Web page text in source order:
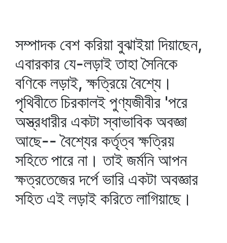
সম্পাদক বেশ করিয়া বুঝাইয়া দিয়াছেন,
এবারকার যে-লড়াই তাহা সৈনিকে
বণিকে লড়াই, ক্ষত্রিয়ে বৈশ্যে।
পৃথিবীতে চিরকালই পুণ্যজীবীর 'পরে
অস্ত্রধারীর একটা স্বাভাবিক অবজ্ঞা
আছে-- বৈশ্যের কর্তৃত্ব ক্ষত্রিয়
সহিতে পারে না। তাই জর্মনি আপন
ক্ষত্রতেজের দর্পে ভারি একটা অবজ্ঞার
সহিত এই লড়াই করিতে লাগিয়াছে।